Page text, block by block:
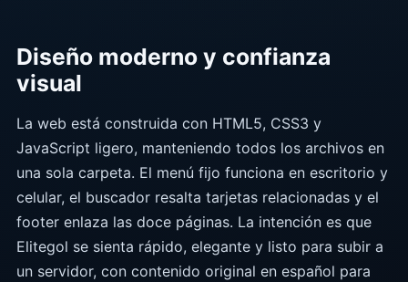
Diseño moderno y confianza
visual
La web está construida con HTML5, CSS3 y
JavaScript ligero, manteniendo todos los archivos en
una sola carpeta. El menú fijo funciona en escritorio y
celular, el buscador resalta tarjetas relacionadas y el
footer enlaza las doce páginas. La intención es que
Elitegol se sienta rápido, elegante y listo para subir a
un servidor, con contenido original en español para